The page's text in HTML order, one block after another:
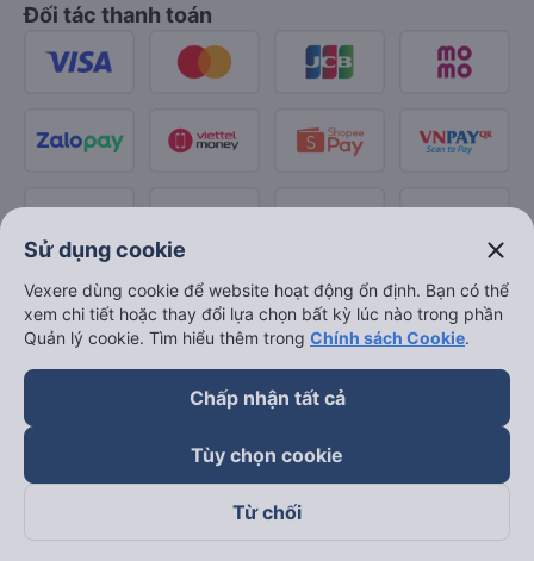
Đối tác thanh toán
Sử dụng cookie close
Vexere dùng cookie để website hoạt động ổn định. Bạn có thể
xem chi tiết hoặc thay đổi lựa chọn bất kỳ lúc nào trong phần
Quản lý cookie. Tìm hiểu thêm trong Chính sách Cookie.
Chấp nhận tất cả
Tùy chọn cookie
Từ chối